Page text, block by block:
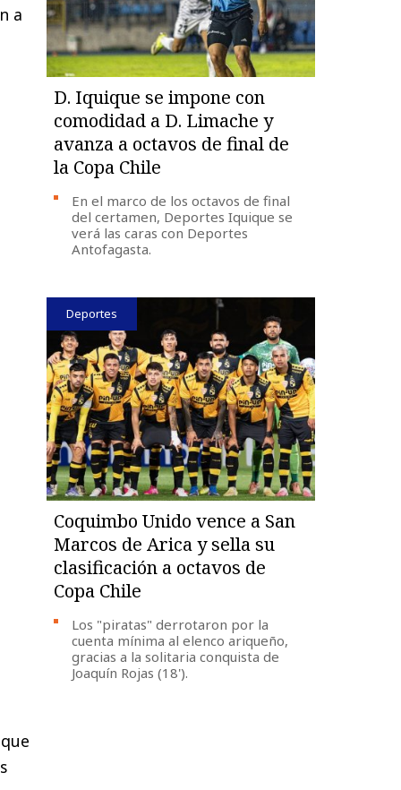
a
D. Iquique se impone con
comodidad a D. Limache y
avanza a octavos de final de
la Copa Chile
En el marco de los octavos de final
del certamen, Deportes Iquique se
verá las caras con Deportes
Antofagasta.
Deportes
Coquimbo Unido vence a San
Marcos de Arica y sella su
clasificación a octavos de
Copa Chile
Los "piratas" derrotaron por la
cuenta mínima al elenco ariqueño,
gracias a la solitaria conquista de
Joaquín Rojas (18').